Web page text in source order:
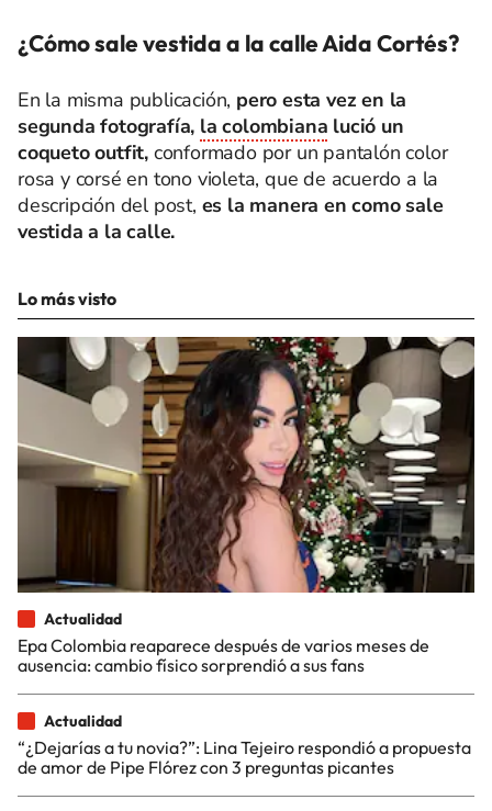
¿Cómo sale vestida a la calle Aida Cortés?
En la misma publicación, pero esta vez en la
segunda fotografía, la colombiana lució un
coqueto outfit, conformado por un pantalón color
rosa y corsé en tono violeta, que de acuerdo a la
descripción del post, es la manera en como sale
vestida a la calle.
Lo más visto
Actualidad
Epa Colombia reaparece después de varios meses de
ausencia: cambio físico sorprendió a sus fans
Actualidad
“¿Dejarías a tu novia?”: Lina Tejeiro respondió a propuesta
de amor de Pipe Flórez con 3 preguntas picantes